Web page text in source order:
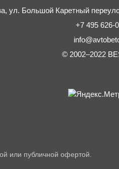
ул. Большой Каретный
+7 495 626-
© 2002–2022
или публичной офертой.